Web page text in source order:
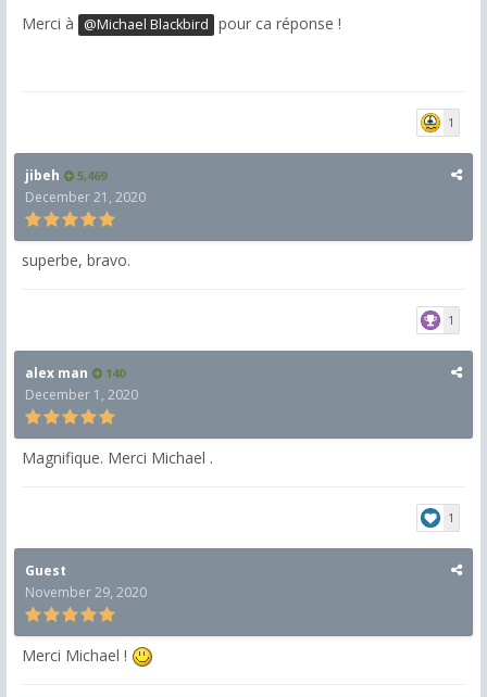
Merci à @Michael Blackbird pour ca réponse !
1
jibeh 5,469
December 21, 2020
superbe, bravo.
1
alex man 140
December 1, 2020
Magnifique. Merci Michael .
1
Guest
November 29, 2020
Merci Michael !